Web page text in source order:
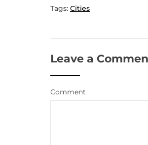
Tags: Cities
Leave a
Comment